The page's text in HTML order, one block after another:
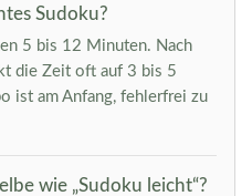
Sudoku?
5 bis 12 Minuten. Nach
die Zeit oft auf 3 bis 5
ist am Anfang, fehlerfrei zu
wie „Sudoku leicht“?